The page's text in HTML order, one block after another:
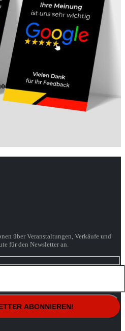
über Veranstaltungen, Verkäufe und
für den Newsletter an.